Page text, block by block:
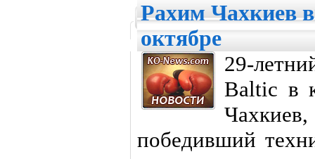
Рахим Чахкиев
октябре
29-
Baltic в
победивший